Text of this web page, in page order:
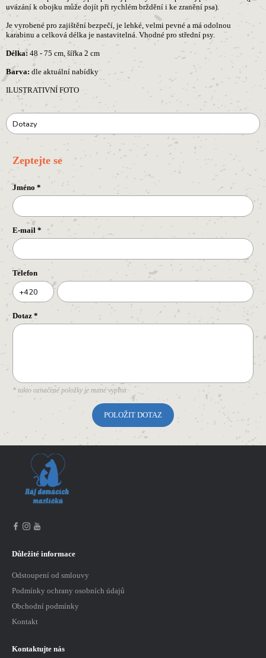
uvázání k obojku může dojít při rychlém brždění i ke zranění psa).
Je vyrobené pro zajištění bezpečí, je lehké, velmi pevné a má odolnou
karabinu a celková délka je nastavitelná. Vhodné pro střední psy.
Délka: 48 - 75 cm, šířka 2 cm
Barva: dle aktuální nabídky
ILUSTRATIVNÍ FOTO
Dotazy
Zeptejte se
Jméno *
E-mail *
Telefon
+420
Dotaz *
* takto označené položky je nutné vyplnit
Důležité informace
Odstoupení od smlouvy
Podmínky ochrany osobních údajů
Obchodní podmínky
Kontakt
Kontaktujte nás